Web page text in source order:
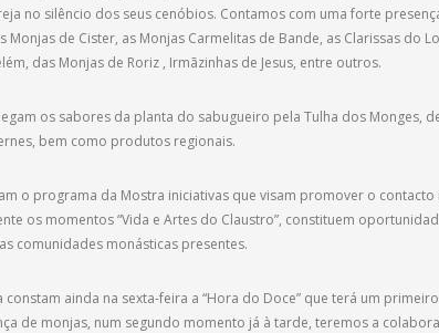
no silêncio dos seus cenóbios. Contamos com uma forte
Monjas de Cister, as Monjas Carmelitas de Bande, as Clarissas do
das Monjas de Roriz , Irmãzinhas de Jesus, entre outros.
os sabores da planta do sabugueiro pela Tulha dos Monges,
bem como produtos regionais.
o programa da Mostra iniciativas que visam promover o
os momentos “Vida e Artes do Claustro”, constituem
comunidades monásticas presentes.
constam ainda na sexta-feira a “Hora do Doce” que terá um
de monjas, num segundo momento já à tarde, teremos a